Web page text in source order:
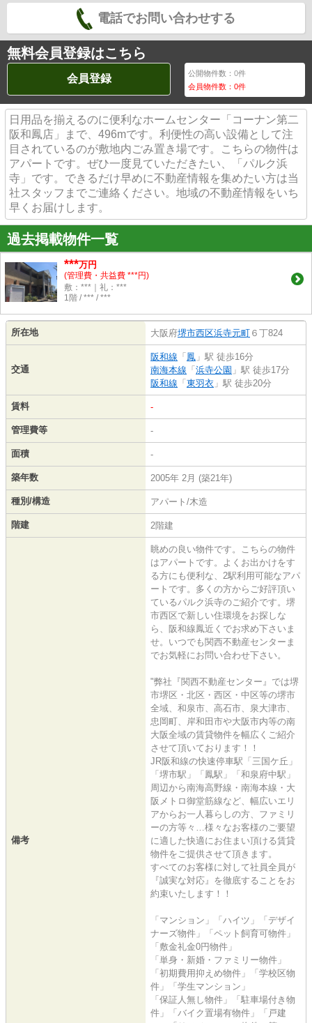
電話でお問い合わせする
無料会員登録はこちら
会員登録 公開物件数：0件
会員物件数：0件
日用品を揃えるのに便利なホームセンター「コーナン第二
阪和鳳店」まで、496mです。利便性の高い設備として注
目されているのが敷地内ごみ置き場です。こちらの物件は
アパートです。ぜひ一度見ていただきたい、「パルク浜
寺」です。できるだけ早めに不動産情報を集めたい方は当
社スタッフまでご連絡ください。地域の不動産情報をいち
早くお届けします。
過去掲載物件一覧
***万円
(管理費・共益費 ***円)
敷：***｜礼：***
1階 / *** / ***
所在地 大阪府堺市西区浜寺元町 ６丁824
交通
阪和線 「 鳳 」駅 徒歩16分
南海本線 「 浜寺公園 」駅 徒歩17分
阪和線 「 東羽衣 」駅 徒歩20分
賃料 -
管理費等 -
面積 -
築年数 2005年 2月 (築21年)
種別/構造 アパート/木造
階建 2階建
備考
眺めの良い物件です。こちらの物件
はアパートです。よくお出かけをす
る方にも便利な、2駅利用可能なアパ
ートです。多くの方からご好評頂い
ているパルク浜寺のご紹介です。堺
市西区で新しい住環境をお探しな
ら、阪和線鳳近くでお求め下さいま
せ。いつでも関西不動産センターま
でお気軽にお問い合わせ下さい。
"弊社『関西不動産センター』では堺
市堺区・北区・西区・中区等の堺市
全域、和泉市、高石市、泉大津市、
忠岡町、岸和田市や大阪市内等の南
大阪全域の賃貸物件を幅広くご紹介
させて頂いております！！
JR阪和線の快速停車駅「三国ケ丘」
「堺市駅」「鳳駅」「和泉府中駅」
周辺から南海高野線・南海本線・大
阪メトロ御堂筋線など、幅広いエリ
アからお一人暮らしの方、ファミリ
ーの方等々…様々なお客様のご要望
に適した快適にお住まい頂ける賃貸
物件をご提供させて頂きます。
すべてのお客様に対して社員全員が
『誠実な対応』を徹底することをお
約束いたします！！
「マンション」「ハイツ」「デザイ
ナーズ物件」「ペット飼育可物件」
「敷金礼金0円物件」
「単身・新婚・ファミリー物件」
「初期費用抑えめ物件」「学校区物
件」「学生マンション」
「保証人無し物件」「駐車場付き物
件」「バイク置場有物件」「戸建